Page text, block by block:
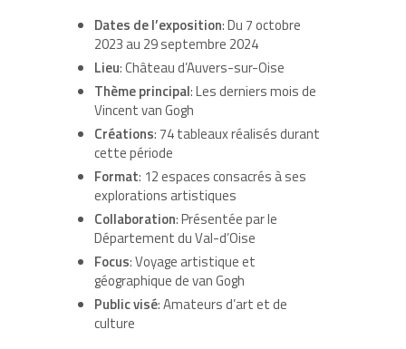
Dates de l’exposition: Du 7 octobre
2023 au 29 septembre 2024
Lieu: Château d’Auvers-sur-Oise
Thème principal: Les derniers mois de
Vincent van Gogh
Créations: 74 tableaux réalisés durant
cette période
Format: 12 espaces consacrés à ses
explorations artistiques
Collaboration: Présentée par le
Département du Val-d’Oise
Focus: Voyage artistique et
géographique de van Gogh
Public visé: Amateurs d’art et de
culture